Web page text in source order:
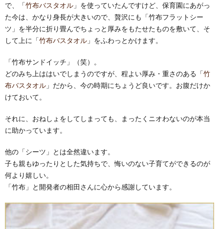
で、「竹布バスタオル 」を使っていたんですけど、保育園にあがっ
た今は、かなり身長が大きいので、贅沢にも「竹布フラットシー
ツ」を半分に折り畳んでちょっと厚みをもたせたものを敷いて、そ
して上に「竹布バスタオル 」をふわっとかけます。
「竹布サンドイッチ」（笑）。
どのみち上ははいでしまうのですが、程よい厚み・重さのある「竹
布バスタオル 」だから、今の時期にちょうど良いです。お腹だけか
けておいて。
それに、おねしょをしてしまっても、まったくニオわないのが本当
に助かっています。
他の「シーツ」とは全然違います。
子も親もゆったりとした気持ちで、悔いのない子育てができるのが
何より嬉しい。
「竹布」と開発者の相田さんに心から感謝しています。